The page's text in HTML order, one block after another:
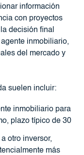
información
con proyectos
decisión final
inmobiliario,
del mercado y
suelen incluir:
inmobiliario para
plazo típico de 30
otro inversor,
más